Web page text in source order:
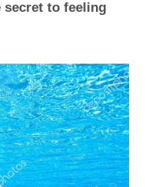
to feeling